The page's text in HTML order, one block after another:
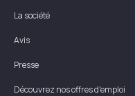
La société
Avis
Presse
Découvrez nos offres d'emploi